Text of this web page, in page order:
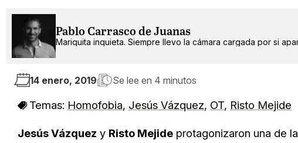
Pablo Carrasco de Juanas
Mariquita inquieta. Siempre llevo la cámara cargada por si
14 enero, 2019 Se lee en 4 minutos
Temas: Homofobia, Jesús Vázquez, OT, Risto Mejide
Jesús Vázquez y Risto Mejide protagonizaron una de